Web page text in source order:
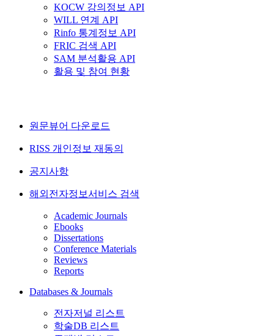
KOCW 강의정보 API
WILL 연계 API
Rinfo 통계정보 API
FRIC 검색 API
SAM 분석활용 API
활용 및 참여 현황
원문뷰어 다운로드
RISS 개인정보 재동의
공지사항
해외전자정보서비스 검색
Academic Journals
Ebooks
Dissertations
Conference Materials
Reviews
Reports
Databases & Journals
전자저널 리스트
학술DB 리스트